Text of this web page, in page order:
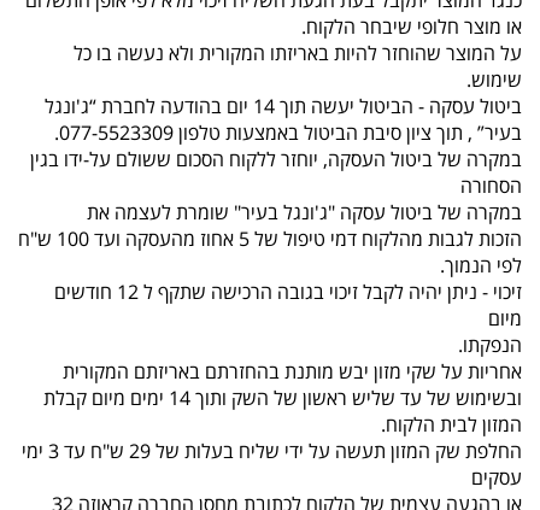
או מוצר חלופי שיבחר הלקוח.
על המוצר שהוחזר להיות באריזתו המקורית ולא נעשה בו כל
שימוש.
ביטול עסקה - הביטול יעשה תוך 14 יום בהודעה לחברת “ג'ונגל
בעיר” , תוך ציון סיבת הביטול באמצעות טלפון 077-5523309.
במקרה של ביטול העסקה, יוחזר ללקוח הסכום ששולם על-ידו בגין
הסחורה
במקרה של ביטול עסקה "ג'ונגל בעיר" שומרת לעצמה את
הזכות לגבות מהלקוח דמי טיפול של 5 אחוז מהעסקה ועד 100 ש"ח
לפי הנמוך.
זיכוי - ניתן יהיה לקבל זיכוי בגובה הרכישה שתקף ל 12 חודשים
מיום
הנפקתו.
אחריות על שקי מזון יבש מותנת בהחזרתם באריזתם המקורית
ובשימוש של עד שליש ראשון של השק ותוך 14 ימים מיום קבלת
המזון לבית הלקוח.
החלפת שק המזון תעשה על ידי שליח בעלות של 29 ש"ח עד 3 ימי
עסקים
או בהגעה עצמית של הלקוח לכתובת מחסן החברה קראוזה 32